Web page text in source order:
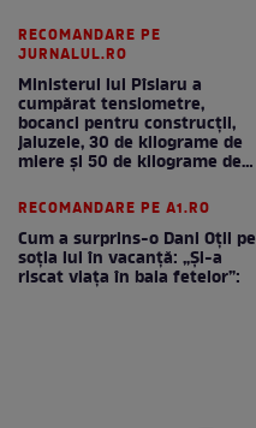
RECOMANDARE PE
JURNALUL.RO
Ministerul lui Pîslaru a
cumpărat tensiometre,
bocanci pentru construcții,
jaluzele, 30 de kilograme de
miere și 50 de kilograme de
RECOMANDARE PE A1.RO
Cum a surprins-o Dani Oțil pe
soția lui în vacanță: „Și-a
riscat viața în baia fetelor”: